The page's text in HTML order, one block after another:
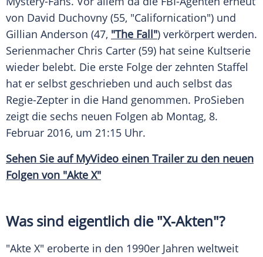
von David Duchovny (55, "Californication") und
Gillian Anderson (47, "The Fall") verkörpert werden.
Serienmacher Chris Carter (59) hat seine Kultserie
wieder belebt. Die erste Folge der zehnten Staffel
hat er selbst geschrieben und auch selbst das
Regie-Zepter in die Hand genommen. ProSieben
zeigt die sechs neuen Folgen ab Montag, 8.
Februar 2016, um 21:15 Uhr.
Sehen Sie auf MyVideo einen Trailer zu den neuen
Folgen von "Akte X"
Was sind eigentlich die "X-Akten"?
"Akte X" eroberte in den 1990er Jahren weltweit